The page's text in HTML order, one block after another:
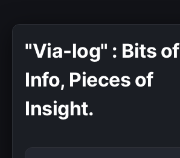
"Via-log" : Bits of
Info, Pieces of
Insight.